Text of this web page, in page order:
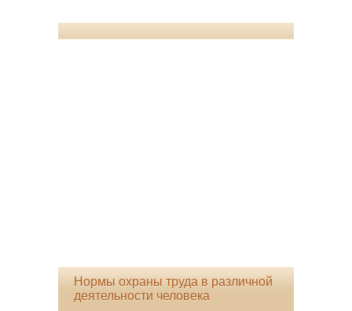
Нормы охраны труда в различной
деятельности человека